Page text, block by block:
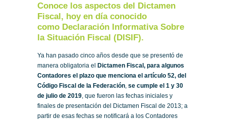
Conoce los aspectos del Dictamen
Fiscal, hoy en día conocido
como Declaración Informativa Sobre
la Situación Fiscal (DISIF).
Ya han pasado cinco años desde que se presentó de
manera obligatoria el Dictamen Fiscal, para algunos
Contadores el plazo que menciona el artículo 52, del
Código Fiscal de la Federación se cumple el 1 y 30
de julio de 2019 , que fueron las fechas iniciales y
finales de presentación del Dictamen Fiscal de 2013; a
partir de esas fechas se notificará a los Contadores